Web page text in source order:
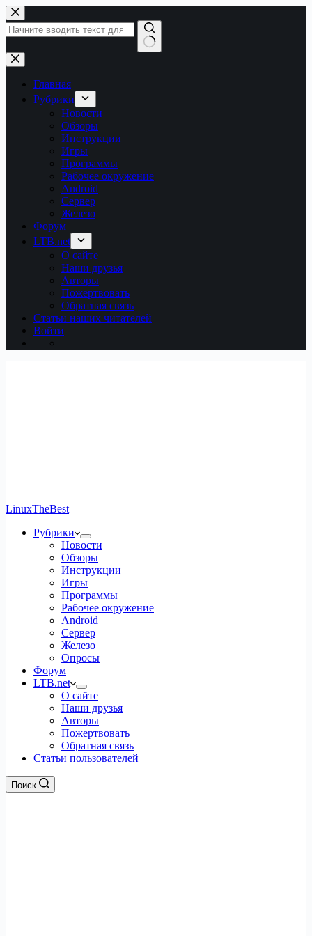
Перейти
к
сути
Ничего
не
найденоГлавная
Рубрики
Новости
Обзоры
Инструкции
Игры
Программы
Рабочее окружение
Android
Сервер
Железо
Форум
LTB.net
О сайте
Наши друзья
Авторы
Пожертвовать
Обратная связь
Статьи наших читателей
Войти
LinuxTheBest
Рубрики
Новости
Обзоры
Инструкции
Игры
Программы
Рабочее окружение
Android
Сервер
Железо
Опросы
Форум
LTB.net
О сайте
Наши друзья
Авторы
Пожертвовать
Обратная связь
Статьи пользователей
Поиск